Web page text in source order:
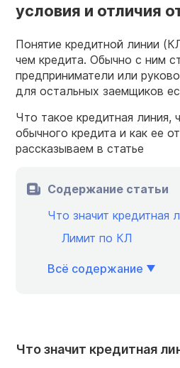
условия и отличия
Понятие кредитной линии
чем кредита. Обычно с ним
предприниматели или
для остальных заемщиков
Что такое кредитная линия,
обычного кредита и как ее
рассказываем в статье
Содержание статьи
Что значит кредитная
Лимит по КЛ
Всё содержание
Что значит кредитная